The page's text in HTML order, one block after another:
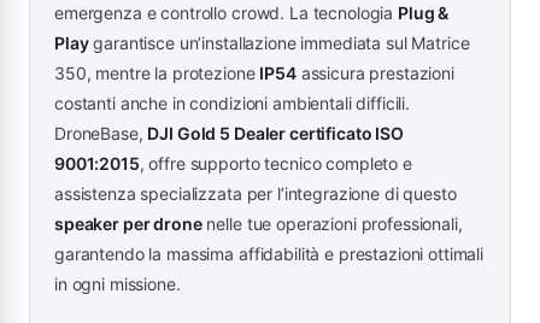
emergenza e controllo crowd. La tecnologia Plug &
Playgarantisce un’installazione immediata sul Matrice
350, mentre la protezione IP54assicura prestazioni
costanti anche in condizioni ambientali difficili.
DroneBase, DJI Gold 5 Dealer certificato ISO
9001:2015, offre supporto tecnico completo e
assistenza specializzata per l’integrazione di questo
speaker per dronenelle tue operazioni professionali,
garantendo la massima affidabilità e prestazioni ottimali
in ogni missione.